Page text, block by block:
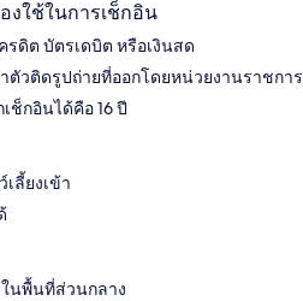
ใช้ในการเช็กอิน
รดิต บัตรเดบิต หรือเงินสด
ตัวติดรูปถ่ายที่ออกโดยหน่วยงานราชการ
ช็กอินได้คือ 16 ปี
ลี้ยงเข้า
นพื้นที่ส่วนกลาง